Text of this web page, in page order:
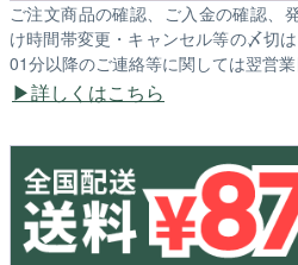
ご注文商品の確認、ご入金の確認、
け時間帯変更・キャンセル等の〆切
01分以降のご連絡等に関しては翌営業
詳しくはこちら